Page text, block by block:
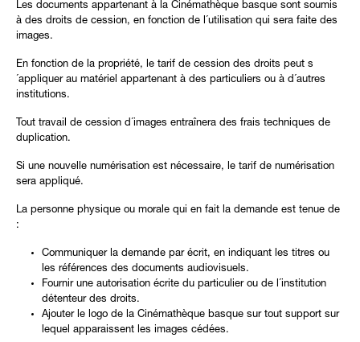
Les documents appartenant à la Cinémathèque basque sont soumis
à des droits de cession, en fonction de l´utilisation qui sera faite des
images.
En fonction de la propriété, le tarif de cession des droits peut s
´appliquer au matériel appartenant à des particuliers ou à d´autres
institutions.
Tout travail de cession d´images entraînera des frais techniques de
duplication.
Si une nouvelle numérisation est nécessaire, le tarif de numérisation
sera appliqué.
La personne physique ou morale qui en fait la demande est tenue de
:
Communiquer la demande par écrit, en indiquant les titres ou
les références des documents audiovisuels.
Fournir une autorisation écrite du particulier ou de l´institution
détenteur des droits.
Ajouter le logo de la Cinémathèque basque sur tout support sur
lequel apparaissent les images cédées.